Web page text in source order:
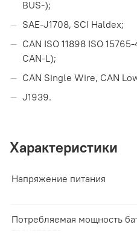
BUS-);
SAE-J1708, SCI Haldex;
CAN ISO 11898 ISO
CAN-L);
CAN Single Wire, CAN
J1939.
Характеристики
Напряжение питания
Потребляемая мощность